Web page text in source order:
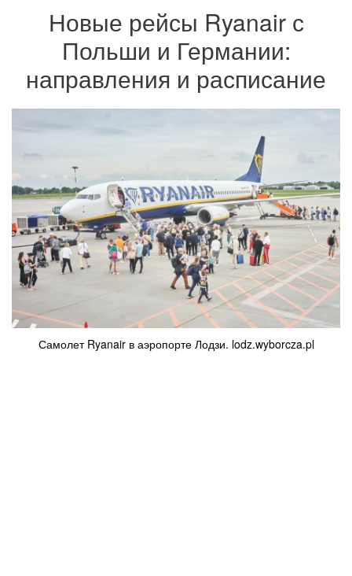
Новые рейсы Ryanair с
Польши и Германии:
направления и расписание
Самолет Ryanair в аэропорте Лодзи. lodz.wyborcza.pl